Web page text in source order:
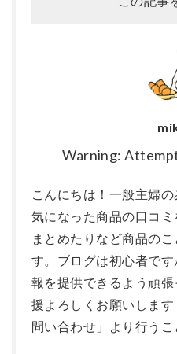
Warning:
こんにちは！一般主婦
気になった商品の口コ
まとめたりなど商品の
す。ブログは初心者で
報を提供できるよう頑
援よろしくお願いしま
問い合わせ」より行うこ